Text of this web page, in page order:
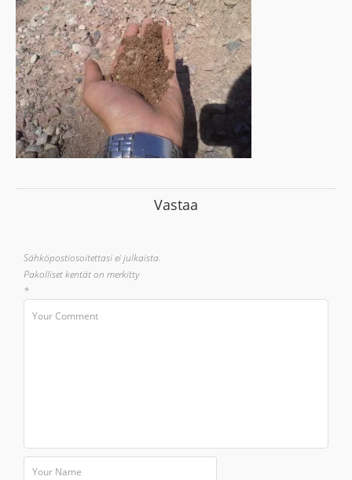
Vastaa
Sähköpostiosoitettasi ei julkaista.
Pakolliset kentät on merkitty
*